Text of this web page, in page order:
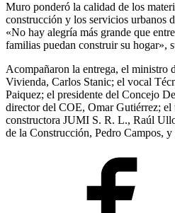
Muro ponderó la calidad de los
construcción y los servicios urbanos
«No hay alegría más grande que
familias puedan construir su hogar»,
Acompañaron la entrega, el ministro
Vivienda, Carlos Stanic; el vocal
Paiquez; el presidente del Concejo
director del COE, Omar Gutiérrez; el
constructora JUMI S. R. L., Raúl
de la Construcción, Pedro Campos,